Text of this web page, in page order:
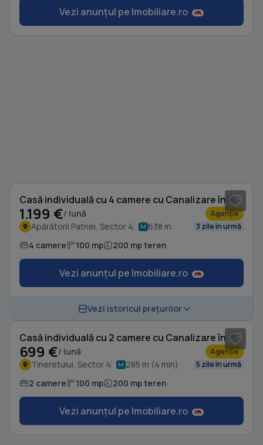
Vezi anunțul pe Imobiliare.ro
Casă individuală cu 4 camere cu Canalizare în Apărătorii Patriei
1.199 €/ lună Agenție
Apărătorii Patriei, Sector 4 638 m 3 zile în urmă
4 camere 100 mp 200 mp teren
Vezi anunțul pe Imobiliare.ro
Vezi istoricul prețurilor
Casă individuală cu 2 camere cu Canalizare în Tineretului
699 €/ lună Agenție
Tineretului, Sector 4 285 m (4 min) 5 zile în urmă
2 camere 100 mp 200 mp teren
Vezi anunțul pe Imobiliare.ro